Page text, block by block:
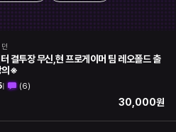
오버워치
던
결투장 무신,현 프로게이머 팀 레오폴드 출
의※
(6)
30,000원